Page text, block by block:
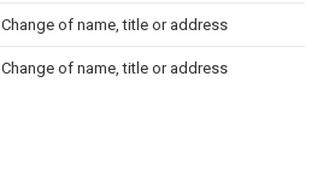
Change of name, title or address
Change of name, title or address